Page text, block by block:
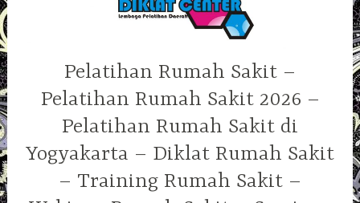
Pelatihan Rumah Sakit –
Pelatihan Rumah Sakit 2026 –
Pelatihan Rumah Sakit di
Yogyakarta – Diklat Rumah Sakit
– Training Rumah Sakit –